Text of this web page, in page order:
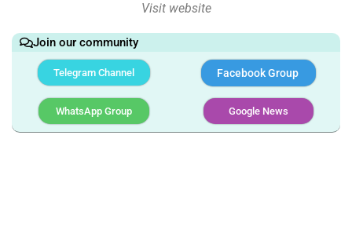
Visit website
Join our community
Telegram Channel Facebook Group
WhatsApp Group Google News